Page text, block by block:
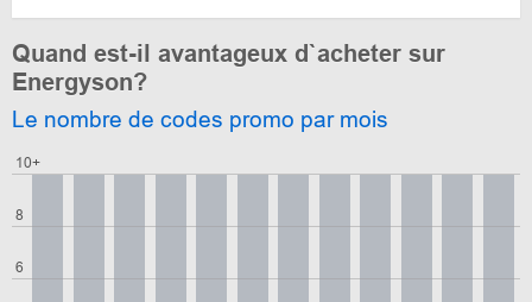
Quand est-il avantageux d`acheter sur
Energyson?
Le nombre de codes promo par mois
6
8
10+